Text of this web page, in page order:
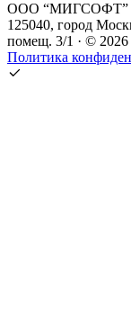
ООО “МИГСОФТ”
125040, город
помещ. 3/1 · © 2026
Политика